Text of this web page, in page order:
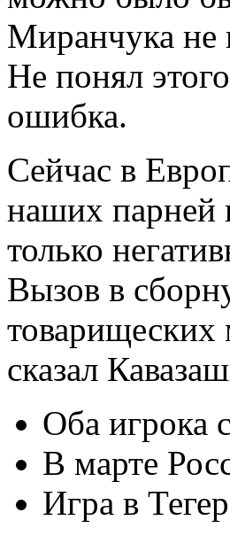
Миранчука не
Не понял
ошибка.
Сейчас в
наших парней
только
Вызов в
товарищеских
сказал
Оба игрока
В марте
Игра в